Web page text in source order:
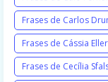
Frases de Carlos
Frases de Cássia Eller
Frases de Cecília